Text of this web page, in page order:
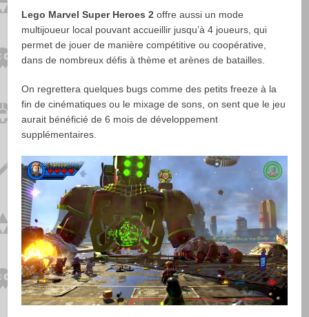
Lego Marvel Super Heroes 2 offre aussi un mode
multijoueur local pouvant accueillir jusqu’à 4 joueurs, qui
permet de jouer de manière compétitive ou coopérative,
dans de nombreux défis à thème et arènes de batailles.
On regrettera quelques bugs comme des petits freeze à la
fin de cinématiques ou le mixage de sons, on sent que le jeu
aurait bénéficié de 6 mois de développement
supplémentaires.